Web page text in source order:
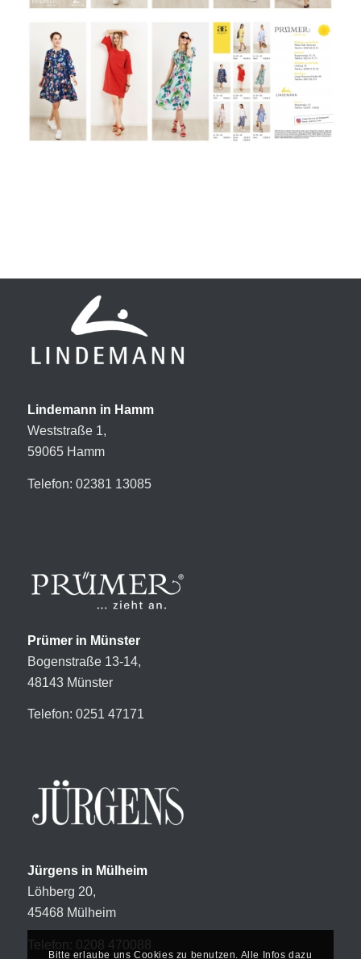
Lindemann in Hamm
Weststraße 1,
59065 Hamm
Telefon: 02381 13085
Prümer in Münster
Bogenstraße 13-14,
48143 Münster
Telefon: 0251 47171
Jürgens in Mülheim
Löhberg 20,
45468 Mülheim
Telefon: 0208 470088
Bitte erlaube uns Cookies zu benutzen. Alle Infos dazu